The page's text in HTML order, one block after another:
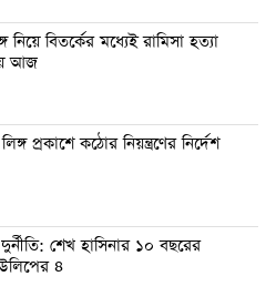
নিয়ে বিতর্কের মধ্যেই রামিসা হত্যা
আজ
প্রকাশে কঠোর নিয়ন্ত্রণের নির্দেশ
শেখ হাসিনার ১০ বছরের
৪